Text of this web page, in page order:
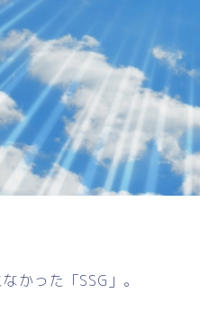
かった「SSG」。